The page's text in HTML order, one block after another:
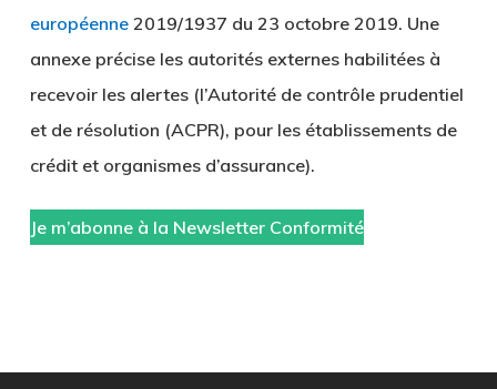
européenne2019/1937 du 23 octobre 2019. Une
annexe précise les autorités externes habilitées à
recevoir les alertes (l’Autorité de contrôle prudentiel
et de résolution (ACPR), pour les établissements de
crédit et organismes d’assurance).
Je m’abonne à la Newsletter Conformité